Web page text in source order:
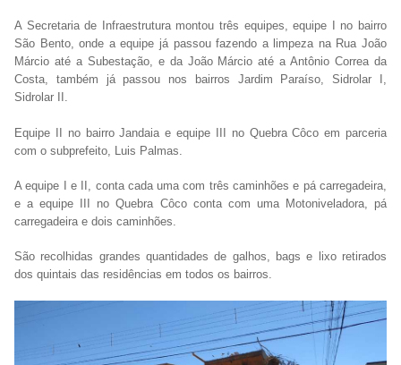
A Secretaria de Infraestrutura montou três equipes, equipe I no bairro
São Bento, onde a equipe já passou fazendo a limpeza na Rua João
Márcio até a Subestação, e da João Márcio até a Antônio Correa da
Costa, também já passou nos bairros Jardim Paraíso, Sidrolar I,
Sidrolar II.
Equipe II no bairro Jandaia e equipe III no Quebra Côco em parceria
com o subprefeito, Luis Palmas.
A equipe I e II, conta cada uma com três caminhões e pá carregadeira,
e a equipe III no Quebra Côco conta com uma Motoniveladora, pá
carregadeira e dois caminhões.
São recolhidas grandes quantidades de galhos, bags e lixo retirados
dos quintais das residências em todos os bairros.